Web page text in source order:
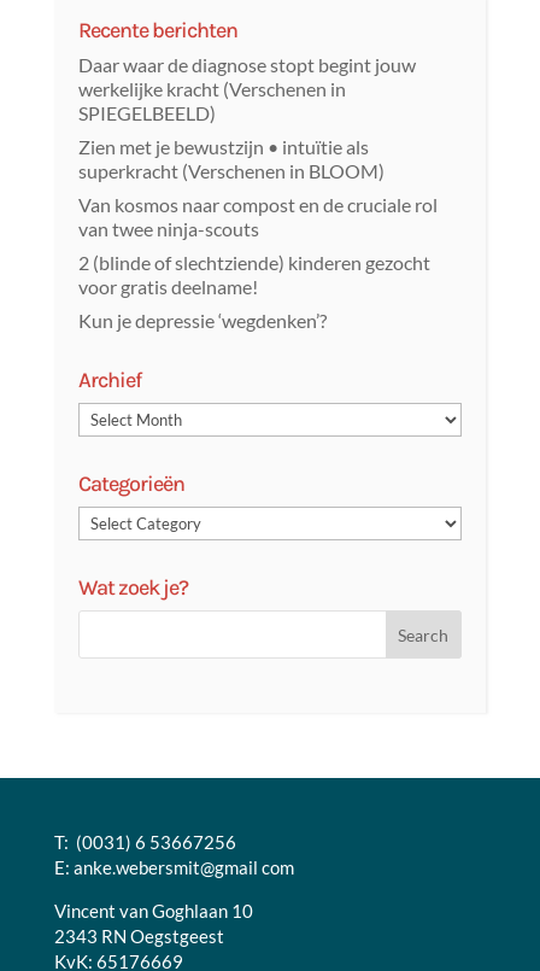
Recente berichten
Daar waar de diagnose stopt begint jouw
werkelijke kracht (Verschenen in
SPIEGELBEELD)
Zien met je bewustzijn • intuïtie als
superkracht (Verschenen in BLOOM)
Van kosmos naar compost en de cruciale rol
van twee ninja-scouts
2 (blinde of slechtziende) kinderen gezocht
voor gratis deelname!
Kun je depressie ‘wegdenken’?
Archief
Categorieën
Wat zoek je?
T: (0031) 6 53667256
E: anke.webersmit@gmail com
Vincent van Goghlaan 10
2343 RN Oegstgeest
KvK: 65176669